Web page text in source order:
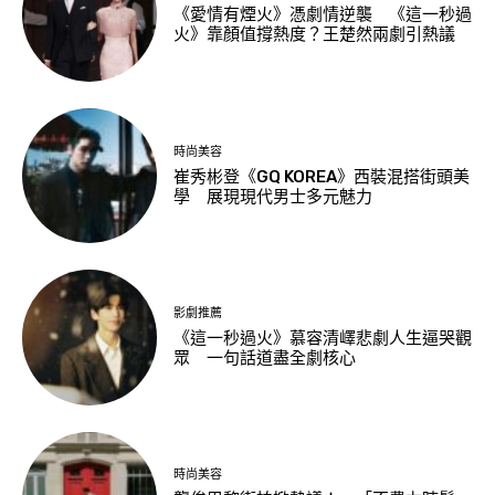
《愛情有煙火》憑劇情逆襲 《這一秒過
火》靠顏值撐熱度？王楚然兩劇引熱議
時尚美容
崔秀彬登《GQ KOREA》西裝混搭街頭美
學 展現現代男士多元魅力
影劇推薦
《這一秒過火》慕容清嶧悲劇人生逼哭觀
眾 一句話道盡全劇核心
時尚美容